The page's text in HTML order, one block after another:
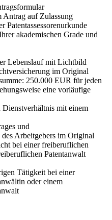
Antrag auf Zulassung
Patentassessorenurkunde
akademischen Grade und
Lebenslauf mit Lichtbild
im Original
250.000 EUR für jeden
eine vorläufige
mit einem
und
Arbeitgebers im Original
bei einer freiberuflichen
Patentanwalt
Tätigkeit bei einer
oder einem